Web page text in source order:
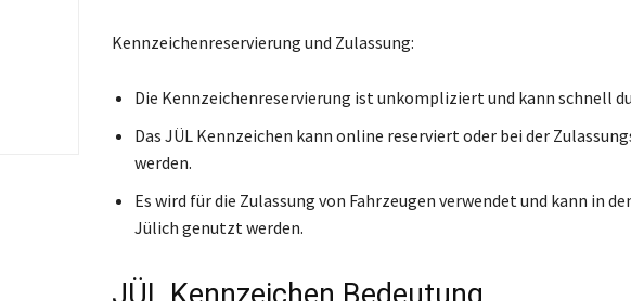
Kennzeichenreservierung und Zulassung:
Die Kennzeichenreservierung ist unkompliziert und kann schnell
Das JÜL Kennzeichen kann online reserviert oder bei der
werden.
Es wird für die Zulassung von Fahrzeugen verwendet und kann in
Jülich genutzt werden.